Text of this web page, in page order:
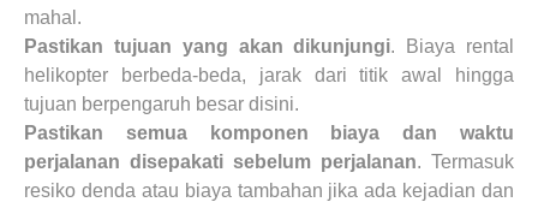
mahal.
Pastikan tujuan yang akan dikunjungi. Biaya rental
helikopter berbeda-beda, jarak dari titik awal hingga
tujuan berpengaruh besar disini.
Pastikan semua komponen biaya dan waktu
perjalanan disepakati sebelum perjalanan. Termasuk
resiko denda atau biaya tambahan jika ada kejadian dan